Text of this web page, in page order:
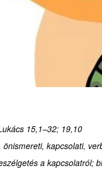
15,1–32; 19,10
önismereti, kapcsolati,
a kapcsolatról;